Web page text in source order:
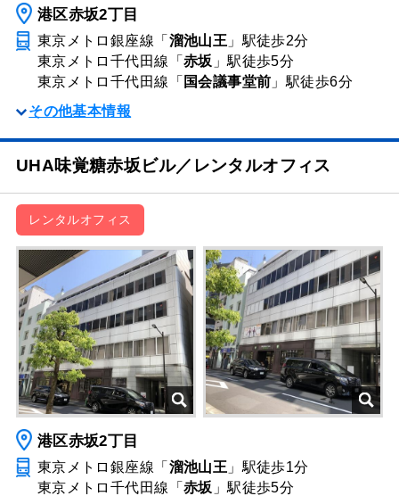
港区赤坂2丁目
東京メトロ銀座線「 溜池山王 」駅徒歩2分
東京メトロ千代田線「 赤坂 」駅徒歩5分
東京メトロ千代田線「 国会議事堂前 」駅徒歩6分
その他基本情報
UHA味覚糖赤坂ビル／レンタルオフィス
レンタルオフィス
港区赤坂2丁目
東京メトロ銀座線「 溜池山王 」駅徒歩1分
東京メトロ千代田線「 赤坂 」駅徒歩5分